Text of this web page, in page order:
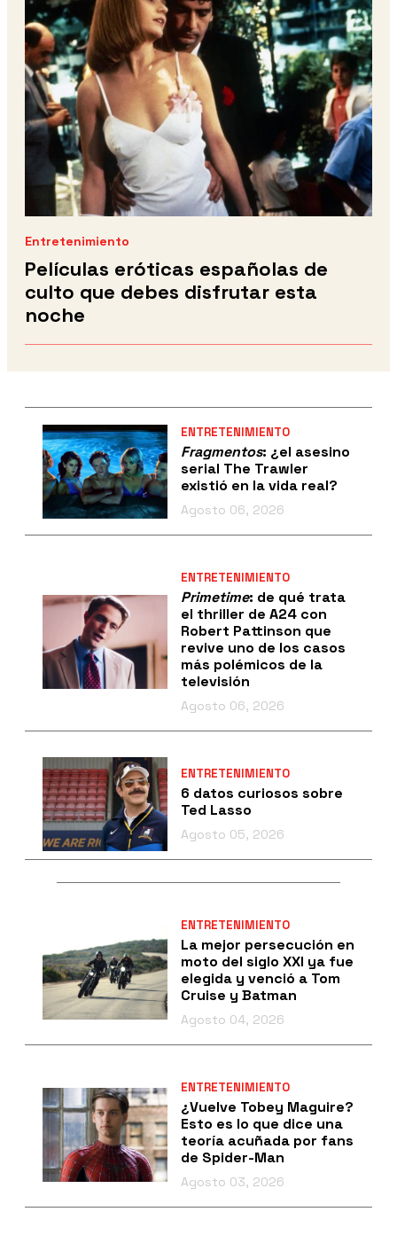
Entretenimiento
Películas eróticas españolas de
culto que debes disfrutar esta
noche
ENTRETENIMIENTO
Fragmentos: ¿el asesino
serial The Trawler
existió en la vida real?
Agosto 06, 2026
ENTRETENIMIENTO
Primetime: de qué trata
el thriller de A24 con
Robert Pattinson que
revive uno de los casos
más polémicos de la
televisión
Agosto 06, 2026
ENTRETENIMIENTO
6 datos curiosos sobre
Ted Lasso
Agosto 05, 2026
ENTRETENIMIENTO
La mejor persecución en
moto del siglo XXI ya fue
elegida y venció a Tom
Cruise y Batman
Agosto 04, 2026
ENTRETENIMIENTO
¿Vuelve Tobey Maguire?
Esto es lo que dice una
teoría acuñada por fans
de Spider-Man
Agosto 03, 2026